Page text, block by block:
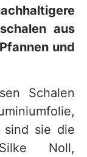
aus
und
Schalen
sind sie die
Noll,